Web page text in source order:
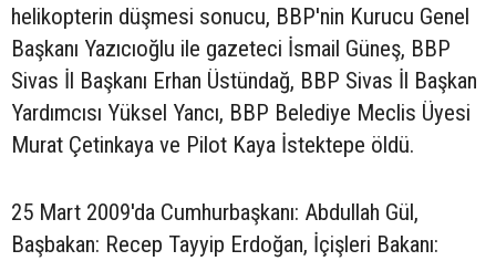
helikopterin düşmesi sonucu, BBP'nin Kurucu Genel
Başkanı Yazıcıoğlu ile gazeteci İsmail Güneş, BBP
Sivas İl Başkanı Erhan Üstündağ, BBP Sivas İl Başkan
Yardımcısı Yüksel Yancı, BBP Belediye Meclis Üyesi
Murat Çetinkaya ve Pilot Kaya İstektepe öldü.
25 Mart 2009'da Cumhurbaşkanı: Abdullah Gül,
Başbakan: Recep Tayyip Erdoğan, İçişleri Bakanı: